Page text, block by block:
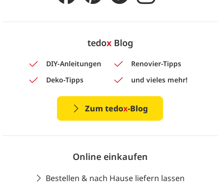
tedoxBlog
DIY-Anleitungen
Renovier-Tipps
Deko-Tipps
und vieles mehr!
Zum tedox-Blog
Online einkaufen
Bestellen & nach Hause liefern lassen